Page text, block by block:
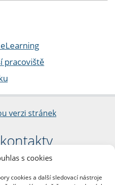
s cookies
cookies a další sledovací nástroje
pracoviště
verzi stránek
fakulta
Palacha 1/2